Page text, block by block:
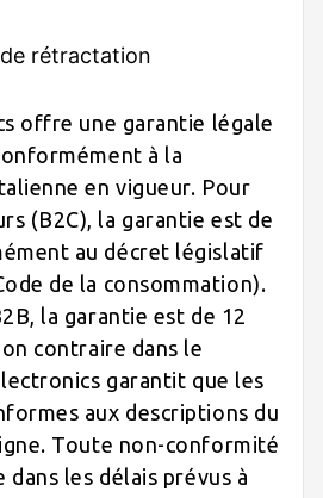
rétractation
offre une garantie légale
à la
en vigueur. Pour
(B2C), la garantie est de
au décret législatif
de la consommation).
la garantie est de 12
contraire dans le
garantit que les
aux descriptions du
Toute non-conformité
les délais prévus à